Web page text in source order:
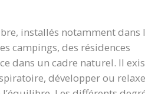
installés notamment dans
campings, des résidences
dans un cadre naturel. Il
développer ou